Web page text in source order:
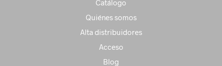
Catálogo
Quiénes somos
Alta distribuidores
Acceso
Blog